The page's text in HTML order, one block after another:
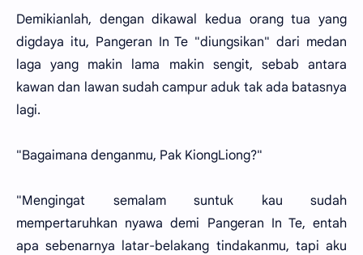
Demikianlah, dengan dikawal kedua orang tua yang
digdaya itu, Pangeran In Te "diungsikan" dari medan
laga yang makin lama makin sengit, sebab antara
kawan dan lawan sudah campur aduk tak ada batasnya
lagi.
"Bagaimana denganmu, Pak KiongLiong?"
"Mengingat semalam suntuk kau sudah
mempertaruhkan nyawa demi Pangeran In Te, entah
apa sebenarnya latar-belakang tindakanmu, tapi aku